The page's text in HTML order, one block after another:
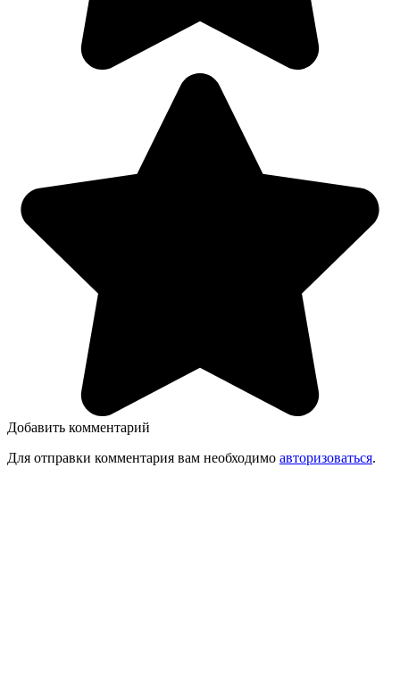
Добавить комментарий
Для отправки комментария вам необходимо авторизоваться.